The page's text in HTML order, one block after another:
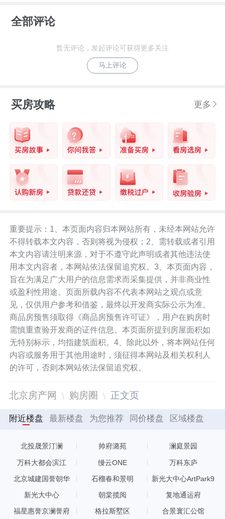
全部评论
暂无评论，发起评论可获得更多关注
马上评论
买房攻略 更多
重要提示：1、本页面内容归本网站所有，未经本网站允许
不得转载本文内容，否则将视为侵权；2、需转载或者引用
本文内容请注明来源，对于不遵守此声明或者其他违法使
用本文内容者，本网站依法保留追究权。3、本页面内容，
旨在为满足广大用户的信息需求而采集提供，并非商业性
或盈利性用途。页面所载内容不代表本网站之观点或意
见，仅供用户参考和借鉴，最终以开发商实际公示为准。
商品房预售须取得《商品房预售许可证》，用户在购房时
需慎重查验开发商的证件信息。本页面所提到房屋面积如
无特别标示，均指建筑面积。4、除此以外，将本网站任何
内容或服务用于其他用途时，须征得本网站及相关权利人
的许可，否则本网站依法保留追究权。
北京房产网 购房圈 正文页
附近楼盘 最新楼盘 为您推荐 同价楼盘 区域楼盘
北投晟景汀澜 帅府潞苑 澜庭景园
万科大都会滨江 缦云ONE 万科东庐
北京城建国誉朝华 石榴春和景明 新光大中心ArtPark9
新光大中心 朝棠揽阅 复地通运府
福星惠誉京澜誉府 格拉斯墅区 合景寰汇公馆